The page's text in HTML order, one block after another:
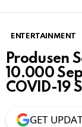
ENTERTAINMENT
Produsen
10.000
COVID-19
GET